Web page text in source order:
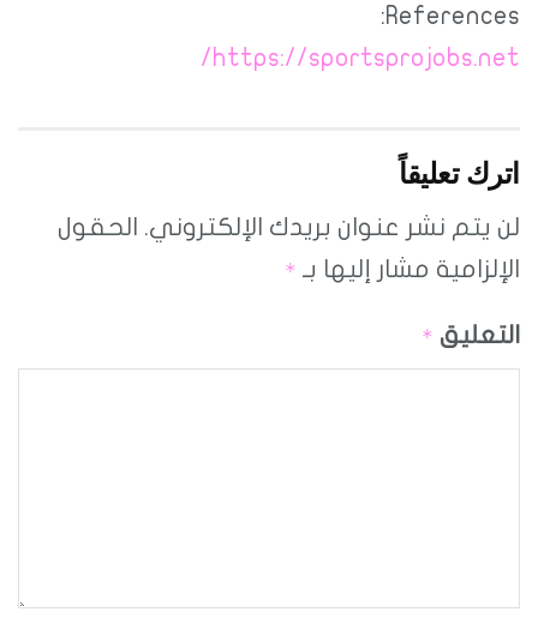
References:
https://sportsprojobs.net/
اترك تعليقاً
لن يتم نشر عنوان بريدك الإلكتروني. الحقول
الإلزامية مشار إليها بـ *
التعليق *